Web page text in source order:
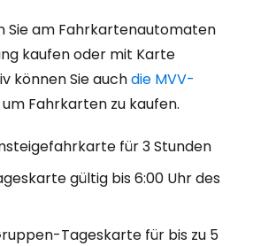
Sie am Fahrkartenautomaten
kaufen oder mit Karte
können Sie auchdie MVV-
Fahrkarten zu kaufen.
für 3 Stunden
gültig bis 6:00 Uhr des
Tageskarte für bis zu 5